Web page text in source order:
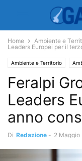
Home Ambiente e
Leaders Europei per il
Ambiente e Territorio
Feralpi
Leaders
anno
Di Redazione - 2 Maggio